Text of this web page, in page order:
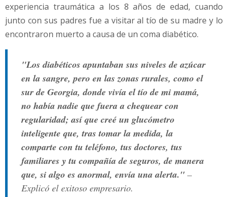
experiencia traumática a los 8 años de edad, cuando
junto con sus padres fue a visitar al tío de su madre y lo
encontraron muerto a causa de un coma diabético.
"Los diabéticos apuntaban sus niveles de azúcar
en la sangre, pero en las zonas rurales, como el
sur de Georgia, donde vivía el tío de mi mamá,
no había nadie que fuera a chequear con
regularidad; así que creé un glucómetro
inteligente que, tras tomar la medida, la
comparte con tu teléfono, tus doctores, tus
familiares y tu compañía de seguros, de manera
que, si algo es anormal, envía una alerta." –
Explicó el exitoso empresario.